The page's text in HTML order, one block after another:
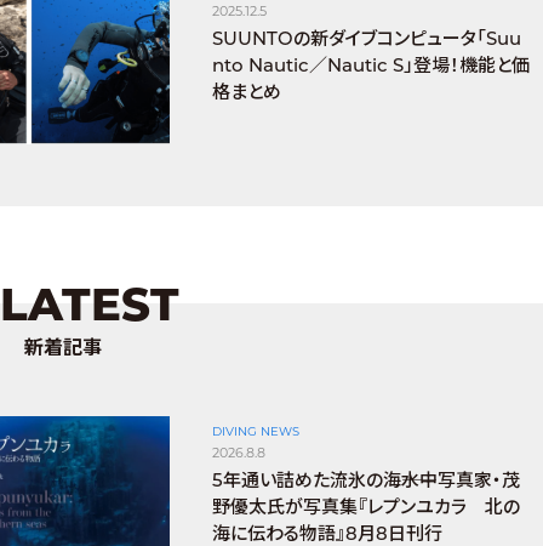
2025.12.5
SUUNTOの新ダイブコンピュータ「Suu
nto Nautic／Nautic S」登場！機能と価
格まとめ
LATEST
新着記事
DIVING NEWS
2026.8.8
5年通い詰めた流氷の海――水中写真家・茂
野優太氏が写真集『レプンユカラ 北の
海に伝わる物語』8月8日刊行